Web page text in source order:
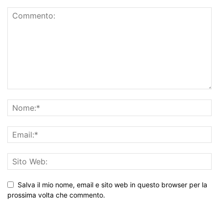
Salva il mio nome, email e sito web in questo browser per la
prossima volta che commento.